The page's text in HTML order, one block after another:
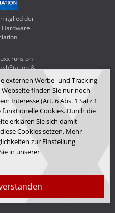
externen Werbe- und Tracking-
finden Sie nur noch
Interesse (Art. 6 Abs. 1 Satz 1
funktionelle Cookies. Durch die
erklären Sie sich damit
Cookies setzen. Mehr
zur Einstellung
in unserer
der
Hardware
runs on
&
SA500
Media GmbH